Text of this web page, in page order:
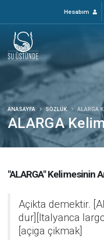
Hesabım
ALARGA
ANASAYFA SÖZLÜK ALARGA
"ALARGA" Kelimesinin
Açikta demektir.
dur][Italyanca
[açiga çikmak]